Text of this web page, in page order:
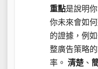
重點是說明
你未來會如
的證據，例
整廣告策略
率。 清楚 、